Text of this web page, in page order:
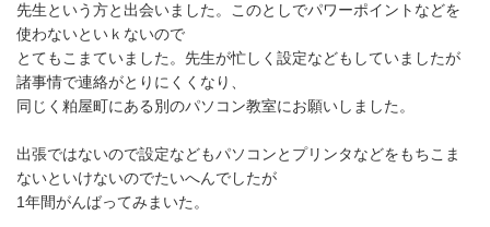
先生という方と出会いました。このとしでパワーポイントなどを
使わないといｋないので
とてもこまていました。先生が忙しく設定などもしていましたが
諸事情で連絡がとりにくくなり、
同じく粕屋町にある別のパソコン教室にお願いしました。
出張ではないので設定などもパソコンとプリンタなどをもちこま
ないといけないのでたいへんでしたが
1年間がんばってみまいた。